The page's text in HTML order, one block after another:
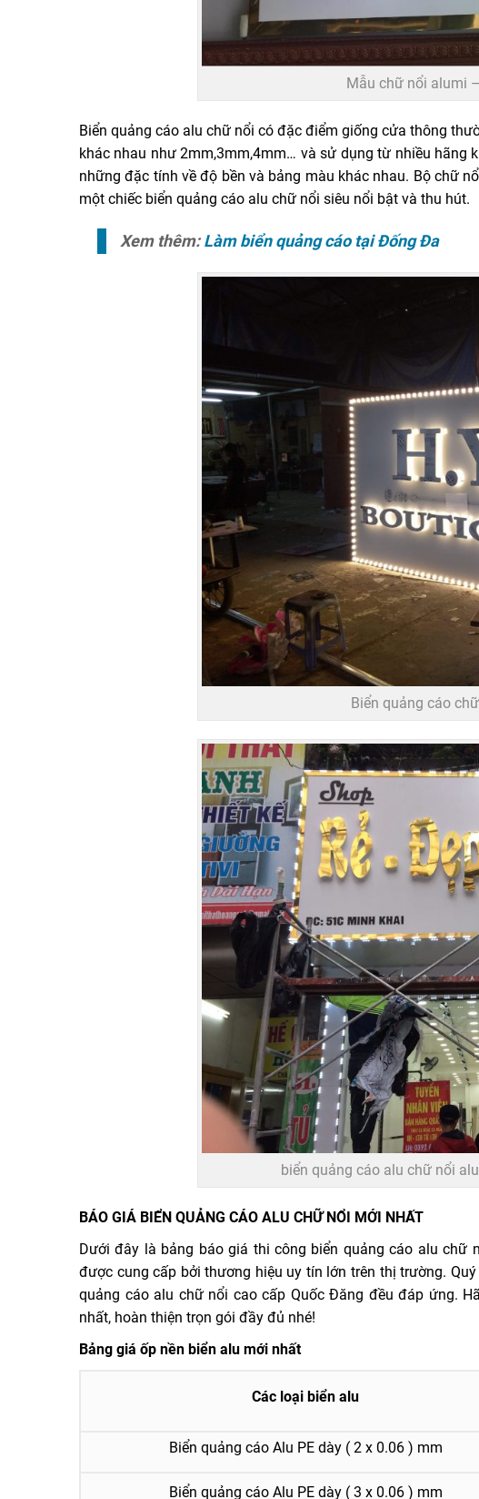
Mẫu chữ nổi alumi
Biển quảng cáo alu chữ nổi có đặc điểm giống cửa thông
khác nhau như 2mm,3mm,4mm… và sử dụng từ nhiều hãng
những đặc tính về độ bền và bảng màu khác nhau. Bộ chữ
một chiếc biển quảng cáo alu chữ nổi siêu nổi bật và thu hút.
Xem thêm:Làm biển quảng cáo tại Đống Đa
Biển quảng cáo
biển quảng cáo alu chữ nổi
BÁO GIÁ BIỂN QUẢNG CÁO ALU CHỮ NỔI MỚI NHẤT
Dưới đây là bảng báo giá thi công biển quảng cáo alu
được cung cấp bởi thương hiệu uy tín lớn trên thị trường.
quảng cáo alu chữ nổi cao cấp Quốc Đăng đều đáp ứng.
nhất, hoàn thiện trọn gói đầy đủ nhé!
Bảng giá ốp nền biển alu mới nhất
Các loại biển alu
Biển quảng cáo Alu PE dày ( 2 x 0.06 ) mm
Biển quảng cáo Alu PE dày ( 3 x 0.06 ) mm